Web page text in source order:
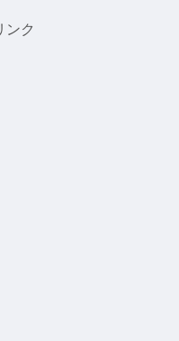
に過ごされますか？レイバ
ンク